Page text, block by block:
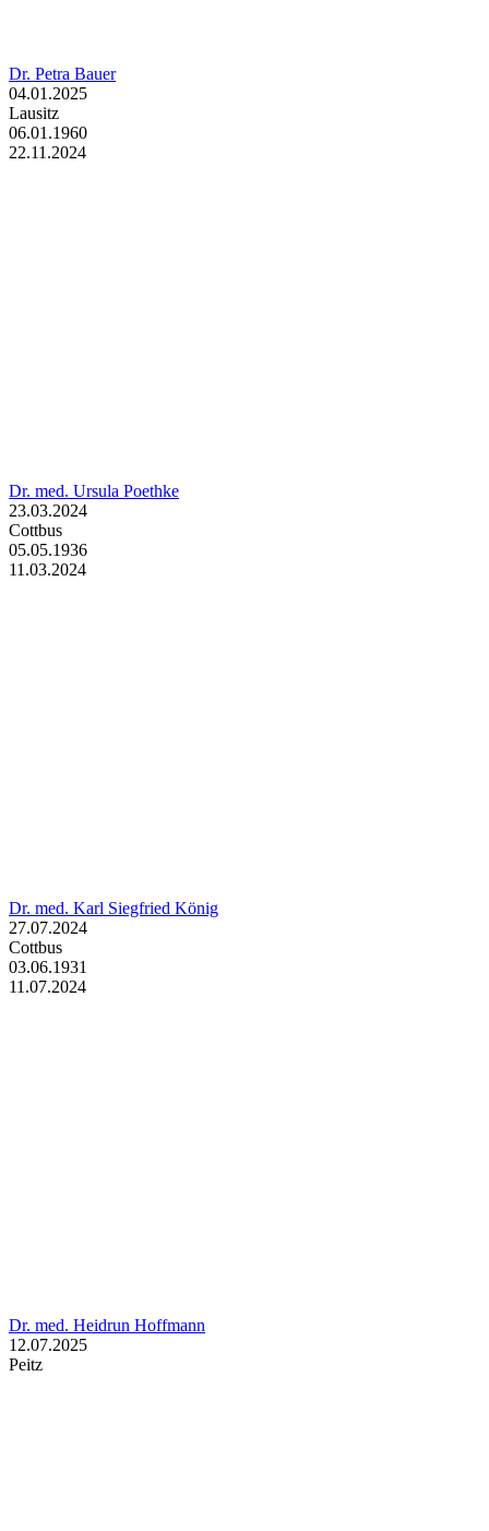
Dr. Petra Bauer
04.01.2025
Lausitz
06.01.1960
22.11.2024
Dr. med. Ursula Poethke
23.03.2024
Cottbus
05.05.1936
11.03.2024
Dr. med. Karl Siegfried König
27.07.2024
Cottbus
03.06.1931
11.07.2024
Dr. med. Heidrun Hoffmann
12.07.2025
Peitz